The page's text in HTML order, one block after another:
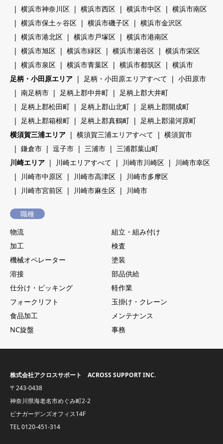
横浜市神奈川区
横浜市西区 横浜市中区
横浜市南区
横浜市保土ヶ谷区
横浜市磯子区
横浜市金沢区
横浜市港北区
横浜市戸塚区
横浜市港南区
横浜市旭区
横浜市緑区 横浜市瀬谷区
横浜市栄区
横浜市泉区
横浜市青葉区 横浜市都筑区
横浜市
足柄・小田原エリア
足柄・小田原エリアすべて
小田原市
南足柄市
足柄上郡中井町
足柄上郡大井町
足柄上郡松田町
足柄上郡山北町
足柄上郡開成町
足柄上郡箱根町
足柄上郡真鶴町
足柄上郡湯河原町
横須賀三浦エリア
横須賀三浦エリアすべて
横須賀市
鎌倉市
逗子市 三浦市
三浦郡葉山町
川崎エリア
川崎エリアすべて 川崎市川崎区
川崎市幸区
川崎市中原区
川崎市高津区
川崎市多摩区
川崎市宮前区
川崎市麻生区 川崎市
職種
物流
組立・組み付け
加工
検査
機械オペレーター
塗装
溶接
部品供給
仕分け・ピッキング
軽作業
フォークリフト
玉掛け・クレーン
食品加工
メンテナンス
NC旋盤
事務
株式会社アクロスサポート ACROSS SUPPORT INC.
〒243-0438
神奈川県海老名市めぐみ町2-2
ビナガーデンズオフィス14F
TEL0120-451-314